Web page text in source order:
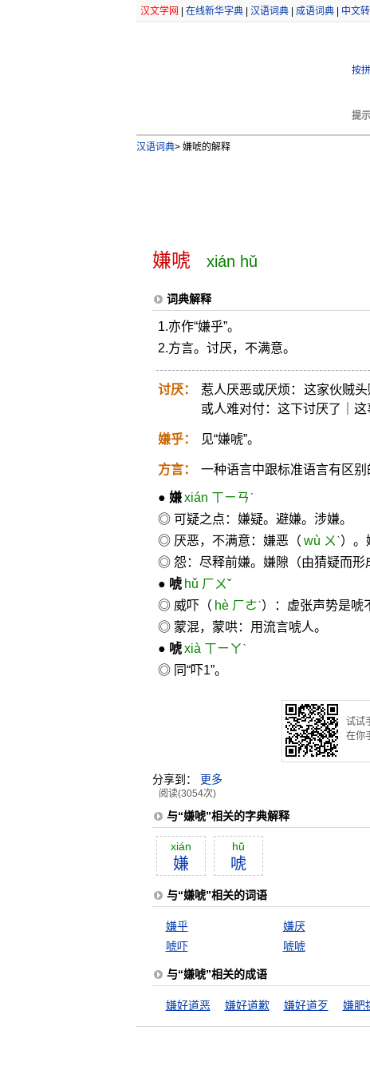
汉文学网 在线新华字典| 汉语词典| 成语词典| 中文
按
提示
汉语词典>嫌唬的解释
嫌唬 xián hǔ
词典解释
1.亦作“嫌乎”。
2.方言。讨厌，不满意。
讨厌：
惹人厌恶或厌烦：这家伙贼
或人难对付：这下讨厌了｜这
嫌乎： 见“嫌唬”。
方言： 一种语言中跟标准语言有区
● 嫌 xián ㄒㄧㄢˊ
◎ 可疑之点：嫌疑。避嫌。涉嫌。
◎ 厌恶，不满意：嫌恶（ wù ㄨˋ）。
◎ 怨：尽释前嫌。嫌隙（由猜疑而形
● 唬 hǔ ㄏㄨˇ
◎ 威吓（ hè ㄏㄜˋ）：虚张声势是唬
◎ 蒙混，蒙哄：用流言唬人。
● 唬 xià ㄒㄧㄚˋ
◎ 同“吓1”。
试试
在你
分享到： 更多
阅读(3054次)
与“嫌唬”相关的字典解释
xián
嫌
hŭ
唬
与“嫌唬”相关的词语
嫌乎 嫌厌
唬吓
唬唬
与“嫌唬”相关的成语
嫌好道恶 嫌好道歉 嫌好道歹 嫌肥